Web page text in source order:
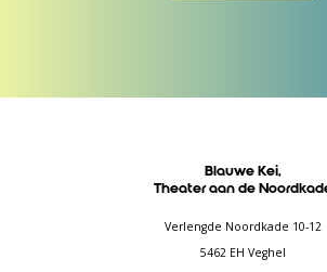
Blauwe Kei,
Theater aan de
Verlengde Noordkade 10-12
5462 EH Veghel